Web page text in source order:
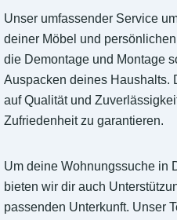
Unser umfassender Service
deiner Möbel und
die Demontage und Montage
Auspacken deines Haushalts.
auf Qualität und
Zufriedenheit zu garantieren.
Um deine Wohnungssuche in
bieten wir dir auch
passenden Unterkunft. Unser